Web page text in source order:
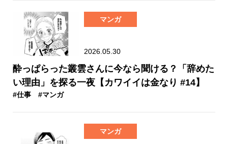
マンガ
2026.05.30
酔っぱらった叢雲さんに今なら聞ける？「辞めた
い理由」を探る一夜【カワイイは金なり #14】
#仕事 #マンガ
マンガ